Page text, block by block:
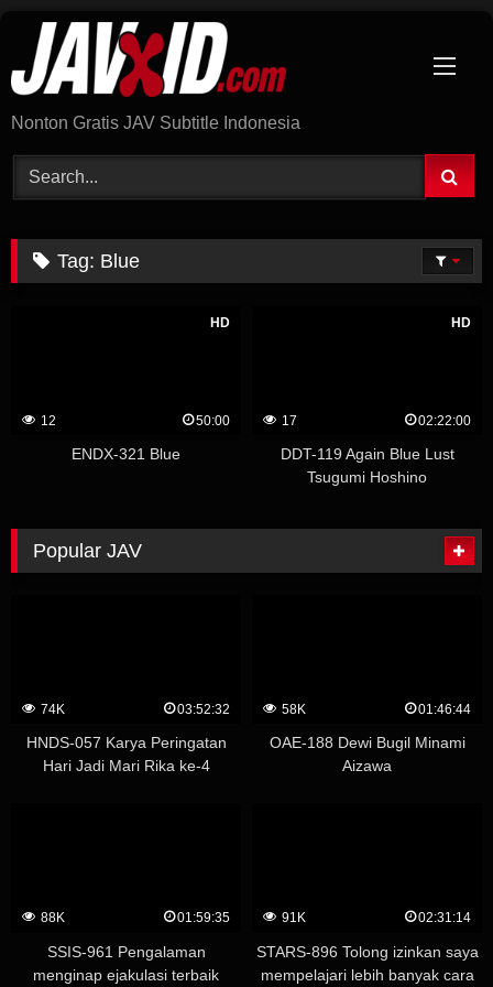
content
Nonton Gratis JAV Subtitle Indonesia
Tag: Blue
HD
12 50:00
ENDX-321 Blue
HD
17 02:22:00
DDT-119 Again Blue Lust
Tsugumi Hoshino
Popular JAV
74K 03:52:32
HNDS-057 Karya Peringatan
Hari Jadi Mari Rika ke-4
58K 01:46:44
OAE-188 Dewi Bugil Minami
Aizawa
88K 01:59:35
SSIS-961 Pengalaman
menginap ejakulasi terbaik
91K 02:31:14
STARS-896 Tolong izinkan saya
mempelajari lebih banyak cara